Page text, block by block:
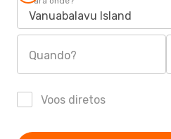
Vanuabalavu Island
Quando?
Voos diretos